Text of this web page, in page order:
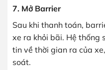
7. Mở Barrier
Sau khi thanh toán,
xe ra khỏi bãi. Hệ thống
tin về thời gian ra của
soát.